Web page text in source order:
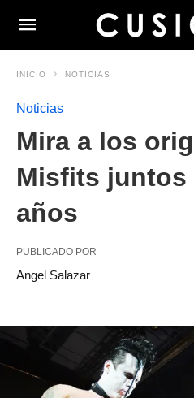
INICIO NOTICIAS
Noticias
Mira a los
Misfits juntos
años
PUBLICADO POR
Angel Salazar